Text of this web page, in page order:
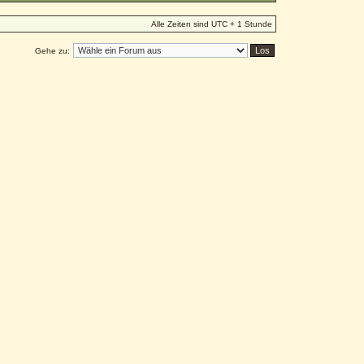
Alle Zeiten sind UTC + 1 Stunde
Gehe zu: